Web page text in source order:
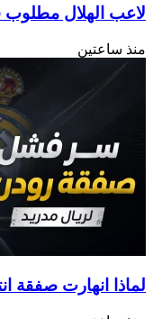
لاعب الهلال مطلوب في 3
منذ ساعتين
لماذا انهارت صفقة